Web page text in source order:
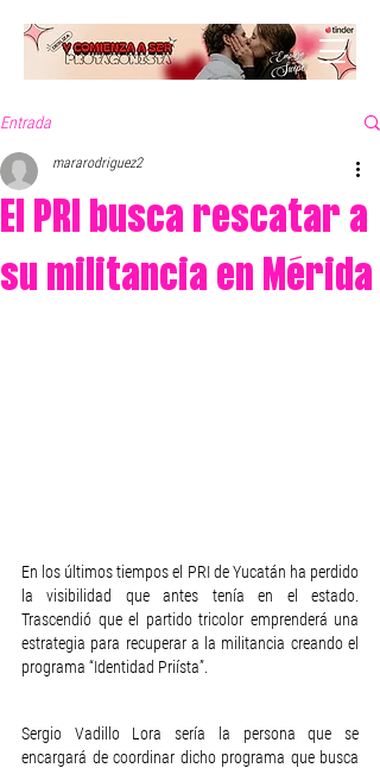
Entrada
El PRI busca rescatar a
su militancia en Mérida
mararodriguez2
En los últimos tiempos el PRI de Yucatán ha perdido
la visibilidad que antes tenía en el estado.
Trascendió que el partido tricolor emprenderá una
estrategia para recuperar a la militancia creando el
programa “Identidad Priísta”.
Sergio Vadillo Lora sería la persona que se
encargará de coordinar dicho programa que busca